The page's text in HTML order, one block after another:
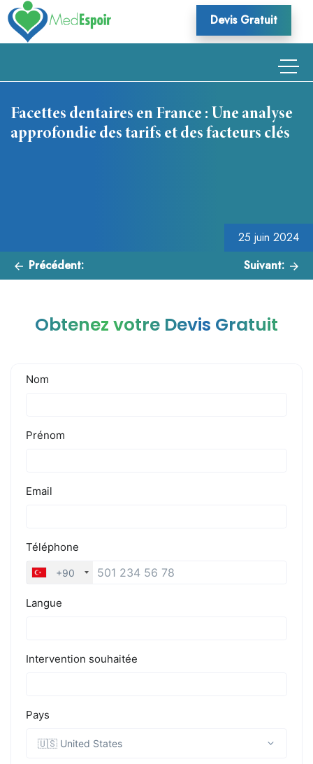
Skip
to
content
Devis Gratuit
Facettes dentaires en France : Une analyse
approfondie des tarifs et des facteurs clés
25 juin 2024
Précédent: Suivant:
Obtenez votre Devis Gratuit